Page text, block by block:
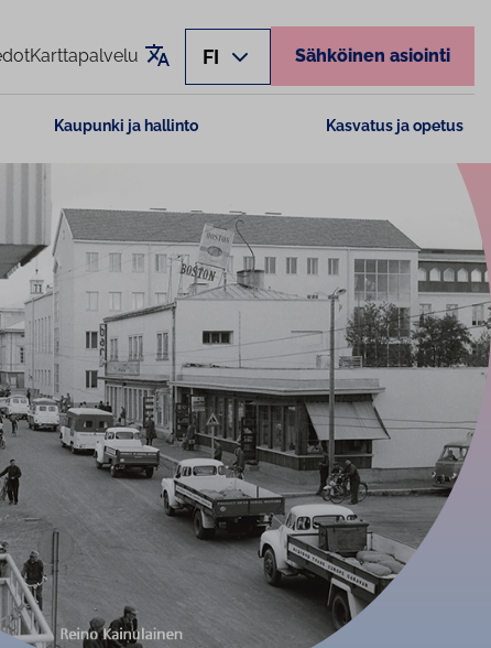
Karttapalvelu Käännä sivu
FI Sähköinen asiointi
Kaupunki ja hallinto Kasvatus ja opetus